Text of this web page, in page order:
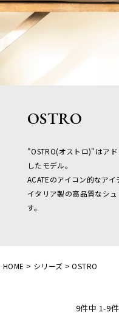
OSTRO
"OSTRO(オストロ)"はア
したモデル。
ACATEのアイコン的なア
イタリア製の高品質なシ
す。
HOME シリーズ OSTRO
9件中 1-9